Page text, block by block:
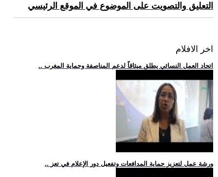
التعليق والتصويت على الموضوع في الموقع الرئيسي
اخر الافلام
.. اتحاد العمل النسائي يطلق ميثاقاً لدعم المناصفة وحماية المغرب
.. ورشة عمل لتعزيز حماية المدافعات وتفعيل دور الإعلام في تعز